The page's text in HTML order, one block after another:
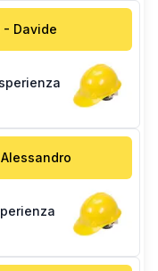
- Davide
Alessandro